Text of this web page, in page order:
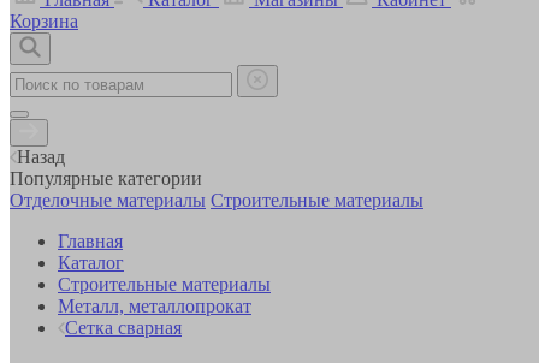
Корзина
Назад
Популярные категории
Отделочные материалы Строительные материалы
Главная
Каталог
Строительные материалы
Металл, металлопрокат
Сетка сварная